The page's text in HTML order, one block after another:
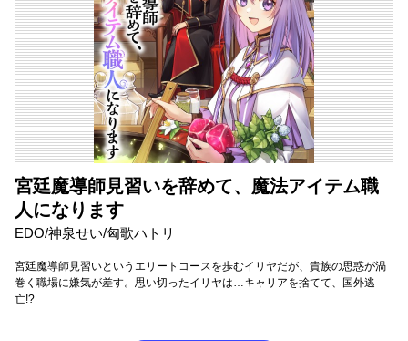
宮廷魔導師見習いを辞めて、魔法アイテム職
人になります
EDO/神泉せい/匈歌ハトリ
宮廷魔導師見習いというエリートコースを歩むイリヤだが、貴族の思惑が渦
巻く職場に嫌気が差す。思い切ったイリヤは…キャリアを捨てて、国外逃
亡!?